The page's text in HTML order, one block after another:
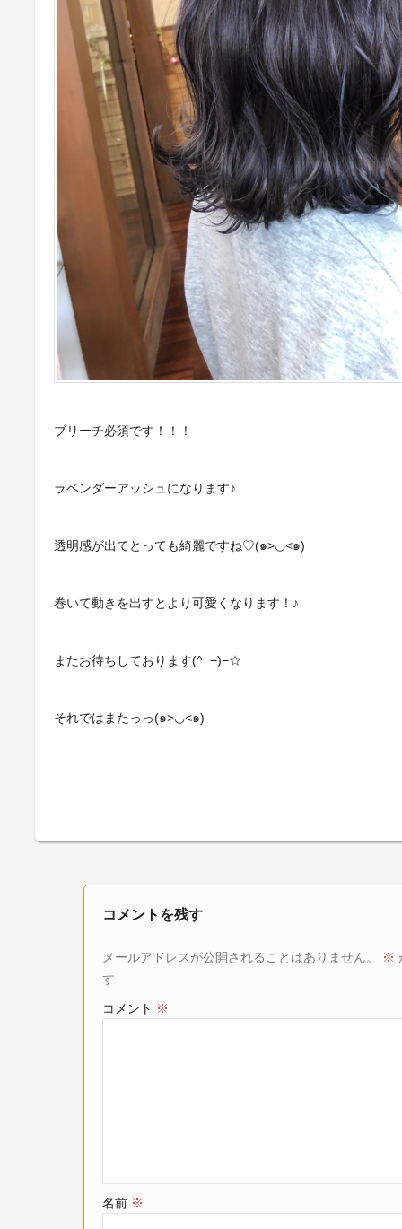
ブリーチ必須です！！！
ラベンダーアッシュになります♪
透明感が出てとっても綺麗ですね♡(๑>◡<๑)
巻いて動きを出すとより可愛くなります！♪
またお待ちしております(^_−)−☆
それではまたっっ(๑>◡<๑)
コメントを残す
メールアドレスが公開されることはありません。 ※
す
コメント ※
名前 ※